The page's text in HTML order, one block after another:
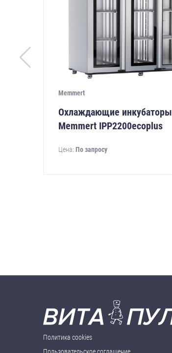
Memmert
Охлаждающие инкубаторы
Memmert IPP2200ecoplus
Цена: По запросу
Политика cookies